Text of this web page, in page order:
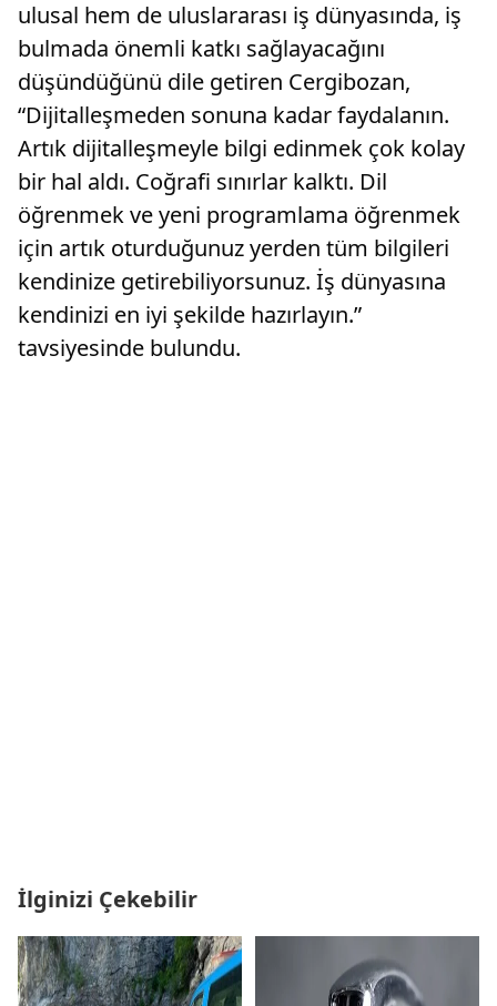
ulusal hem de uluslararası iş dünyasında, iş
bulmada önemli katkı sağlayacağını
düşündüğünü dile getiren Cergibozan,
“Dijitalleşmeden sonuna kadar faydalanın.
Artık dijitalleşmeyle bilgi edinmek çok kolay
bir hal aldı. Coğrafi sınırlar kalktı. Dil
öğrenmek ve yeni programlama öğrenmek
için artık oturduğunuz yerden tüm bilgileri
kendinize getirebiliyorsunuz. İş dünyasına
kendinizi en iyi şekilde hazırlayın.”
tavsiyesinde bulundu.
İlginizi Çekebilir